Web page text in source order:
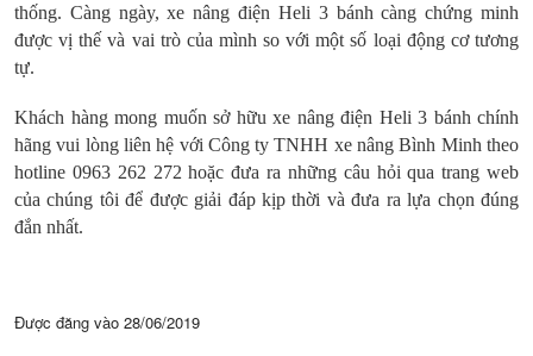
thống. Càng ngày, xe nâng điện Heli 3 bánh càng chứng minh
được vị thế và vai trò của mình so với một số loại động cơ tương
tự.
Khách hàng mong muốn sở hữu xe nâng điện Heli 3 bánh chính
hãng vui lòng liên hệ với Công ty TNHH xe nâng Bình Minh theo
hotline 0963 262 272 hoặc đưa ra những câu hỏi qua trang web
của chúng tôi để được giải đáp kịp thời và đưa ra lựa chọn đúng
đắn nhất.
Được đăng vào 28/06/2019